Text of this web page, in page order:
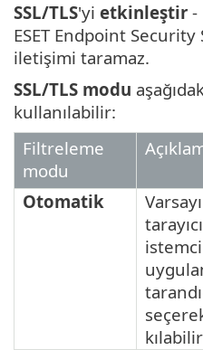
SSL/TLS'yi etkinleştir -
ESET Endpoint Security
iletişimi taramaz.
SSL/TLS modu
kullanılabilir:
Filtreleme
modu
Otomatik